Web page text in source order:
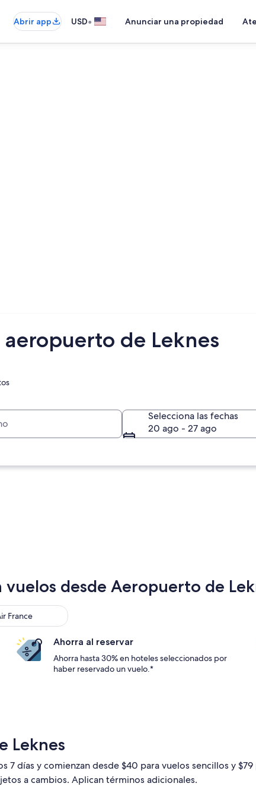
Abrir app USD• Anunciar una propiedad
de Leknes
Selecciona las fechas
20 ago - 27 ago
desde Aeropuerto de
France
Ahorra al reservar
Ahorra hasta 30% en hoteles seleccionados por
haber reservado un vuelo.*
Leknes
días y comienzan desde $40 para vuelos sencillos y
a cambios. Aplican términos adicionales.